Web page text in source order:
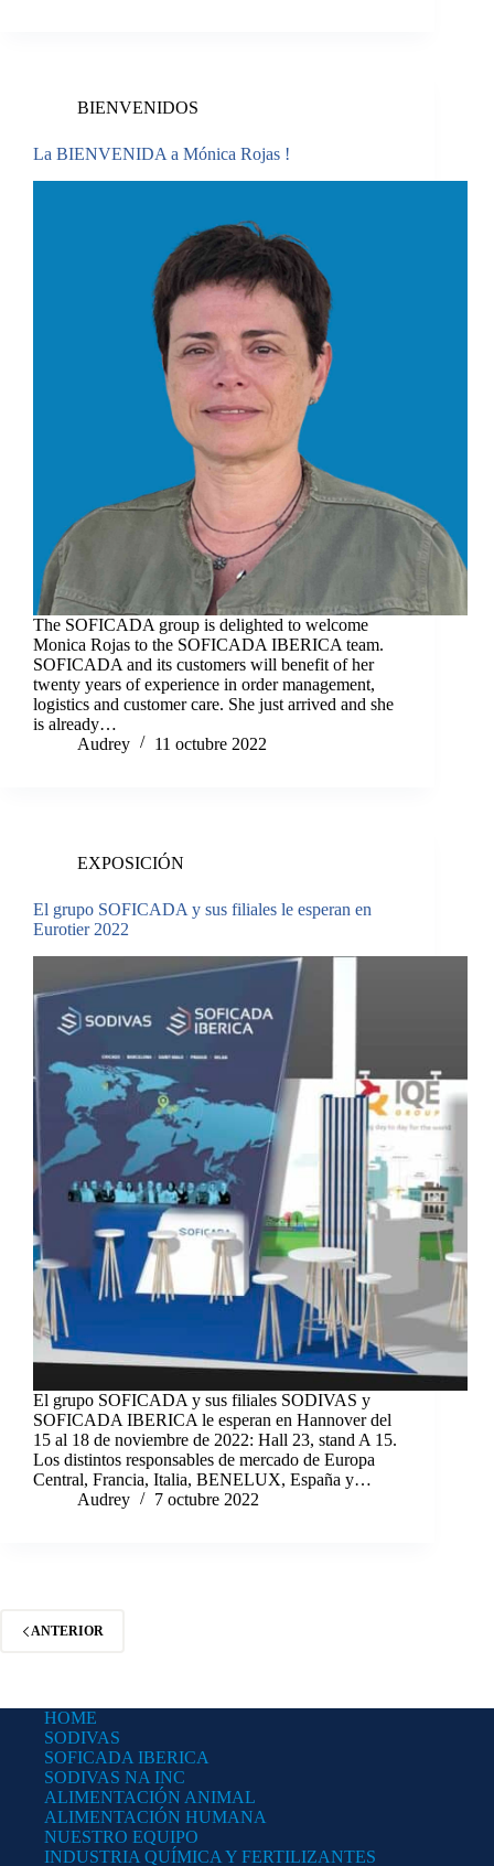
BIENVENIDOS
La BIENVENIDA a Mónica Rojas !
The SOFICADA group is delighted to welcome
Monica Rojas to the SOFICADA IBERICA team.
SOFICADA and its customers will benefit of her
twenty years of experience in order management,
logistics and customer care. She just arrived and she
is already…
Audrey
11 octubre 2022
EXPOSICIÓN
El grupo SOFICADA y sus filiales le esperan en
Eurotier 2022
El grupo SOFICADA y sus filiales SODIVAS y
SOFICADA IBERICA le esperan en Hannover del
15 al 18 de noviembre de 2022: Hall 23, stand A 15.
Los distintos responsables de mercado de Europa
Central, Francia, Italia, BENELUX, España y…
Audrey
7 octubre 2022
ANTERIOR
HOME
SODIVAS
SOFICADA IBERICA
SODIVAS NA INC
ALIMENTACIÓN ANIMAL
ALIMENTACIÓN HUMANA
NUESTRO EQUIPO
INDUSTRIA QUÍMICA Y FERTILIZANTES